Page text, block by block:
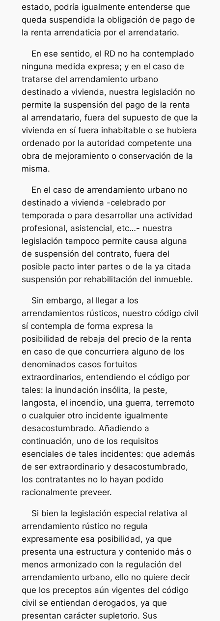
estado, podría igualmente entenderse que
queda suspendida la obligación de pago de
la renta arrendaticia por el arrendatario.
En ese sentido, el RD no ha contemplado
ninguna medida expresa; y en el caso de
tratarse del arrendamiento urbano
destinado a vivienda, nuestra legislación no
permite la suspensión del pago de la renta
al arrendatario, fuera del supuesto de que la
vivienda en sí fuera inhabitable o se hubiera
ordenado por la autoridad competente una
obra de mejoramiento o conservación de la
misma.
En el caso de arrendamiento urbano no
destinado a vivienda -celebrado por
temporada o para desarrollar una actividad
profesional, asistencial, etc…- nuestra
legislación tampoco permite causa alguna
de suspensión del contrato, fuera del
posible pacto inter partes o de la ya citada
suspensión por rehabilitación del inmueble.
Sin embargo, al llegar a los
arrendamientos rústicos, nuestro código civil
sí contempla de forma expresa la
posibilidad de rebaja del precio de la renta
en caso de que concurriera alguno de los
denominados casos fortuitos
extraordinarios, entendiendo el código por
tales: la inundación insólita, la peste,
langosta, el incendio, una guerra, terremoto
o cualquier otro incidente igualmente
desacostumbrado. Añadiendo a
continuación, uno de los requisitos
esenciales de tales incidentes: que además
de ser extraordinario y desacostumbrado,
los contratantes no lo hayan podido
racionalmente preveer.
Si bien la legislación especial relativa al
arrendamiento rústico no regula
expresamente esa posibilidad, ya que
presenta una estructura y contenido más o
menos armonizado con la regulación del
arrendamiento urbano, ello no quiere decir
que los preceptos aún vigentes del código
civil se entiendan derogados, ya que
presentan carácter supletorio. Sus